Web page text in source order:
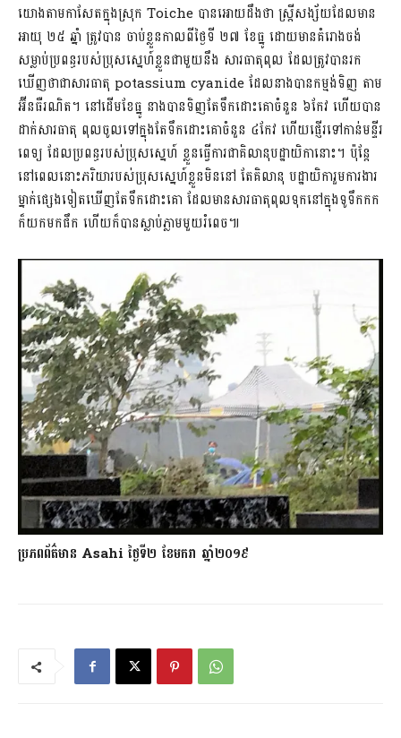
យោងតាមកាសែតក្នុងស្រុក Toiche បានអោយដឹងថា ស្ត្រីសង្ស័យដែលមាន
អាយុ ២៥ ឆ្នាំ ត្រូវបាន ចាប់ខ្លួនកាលពីថ្ងៃទី ២៧ ខែធ្នូ ដោយមានគំរោងចង់
សម្លាប់ប្រពន្ធរបស់ប្រុសស្នេហ៍ខ្លួនជាមួយនឹង សារធាតុពុល ដែលត្រូវបានរក
ឃើញថាជាសារធាតុ potassium cyanide ដែលនាងបានកម្មង់ទិញ តាម
អ៊ីនធឺរណិត។ នៅដើមខែធ្នូ នាងបានទិញតែទឹកដោះគោចំនួន ៦កែវ ហើយបាន
ដាក់សារធាតុ ពុលចូលទៅក្នុងតែទឹកដោះគោចំនួន ៤កែវ ហើយផ្ញើរទៅកាន់មន្ទីរ
ពេទ្យ ដែលប្រពន្ធរបស់ប្រុសស្នេហ៍ ខ្លួនធ្វើការជាគិលានុបដ្ឋាយិកានោះ។ ប៉ុន្តែ
នៅពេលនោះភរិយារបស់ប្រុសស្នេហ៍ខ្លួនមិននៅ តែគិលានុ បដ្ឋាយិការួមការងារ
ម្នាក់ផ្សេងទៀតឃើញតែទឹកដោះគោ ដែលមានសារធាតុពុលទុកនៅក្នុងទូទឹកកក
ក៏យកមកផឹក ហើយក៏បានស្លាប់ភ្លាមមួយរំពេច៕
ប្រភពព័ត៌មាន Asahi ថ្ងៃទី២ ខែមករា ឆ្នាំ២០១៩